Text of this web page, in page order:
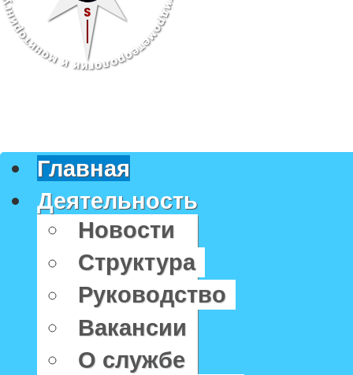
Главная
Деятельность
Новости
Структура
Руководство
Вакансии
О службе